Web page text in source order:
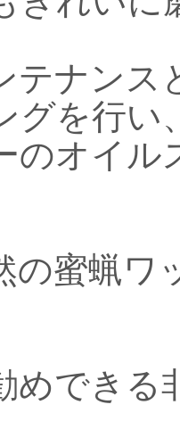
テナンス
グを行い
のオイル
の蜜蝋ワ
めできる